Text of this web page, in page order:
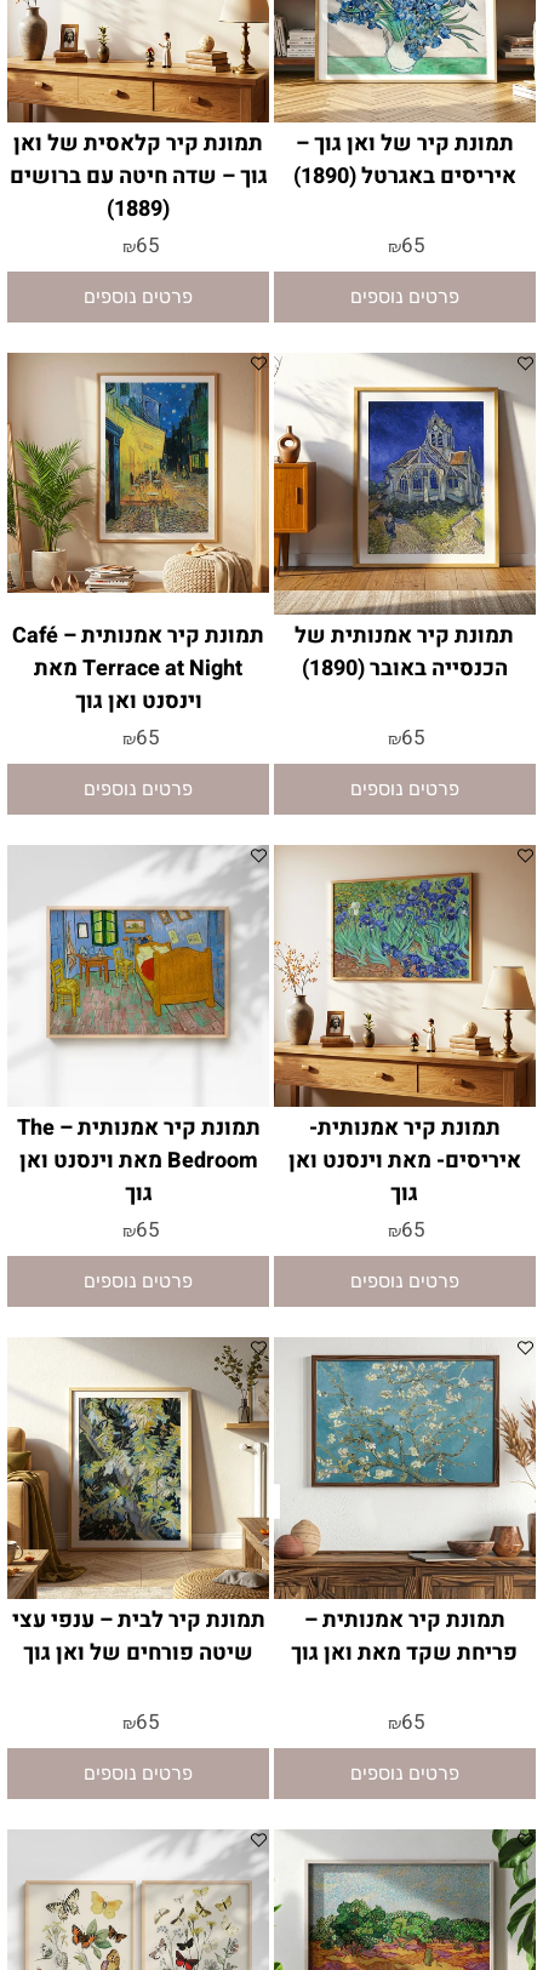
תמונת קיר של ואן גוך –
איריסים באגרטל (1890)
₪65
פרטים נוספים
תמונת קיר קלאסית של ואן
גוך – שדה חיטה עם ברושים
(1889)
₪65
פרטים נוספים
תמונת קיר אמנותית של
הכנסייה באובר (1890)
₪65
פרטים נוספים
תמונת קיר אמנותית – Café
Terrace at Night מאת
וינסנט ואן גוך
₪65
פרטים נוספים
תמונת קיר אמנותית-
איריסים- מאת וינסנט ואן
גוך
₪65
פרטים נוספים
תמונת קיר אמנותית – The
Bedroom מאת וינסנט ואן
גוך
₪65
פרטים נוספים
תמונת קיר אמנותית –
פריחת שקד מאת ואן גוך
₪65
פרטים נוספים
תמונת קיר לבית – ענפי עצי
שיטה פורחים של ואן גוך
₪65
פרטים נוספים